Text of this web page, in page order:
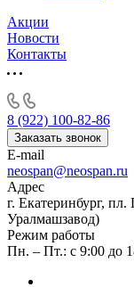
Акции
Новости
Контакты
8 (922) 100-82-86
Заказать звонок
E-mail
neospan@neospan.ru
Адрес
г. Екатеринбург,
Уралмашзавод)
Режим работы
Пн. – Пт.: с 9:00 до